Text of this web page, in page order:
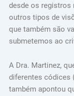
desde os registros
outros tipos de
que também são
submetemos ao
A Dra. Martinez,
diferentes códices
também apontou